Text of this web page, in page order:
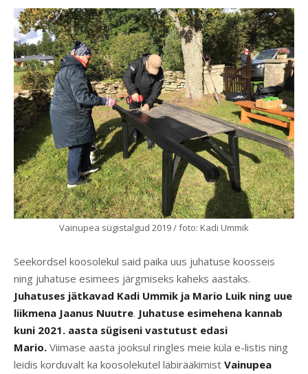
Vainupea sügistalgud 2019 / foto: Kadi Ummik
Seekordsel koosolekul said paika uus juhatuse koosseis
ning juhatuse esimees järgmiseks kaheks aastaks.
Juhatuses jätkavad Kadi Ummik ja Mario Luik ning uue
liikmena Jaanus Nuutre. Juhatuse esimehena kannab
kuni 2021. aasta sügiseni vastutust edasi
Mario. Viimase aasta jooksul ringles meie küla e-listis ning
leidis korduvalt ka koosolekutel läbirääkimist Vainupea